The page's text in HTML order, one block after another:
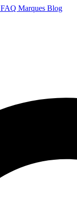
FAQ Marques Blog